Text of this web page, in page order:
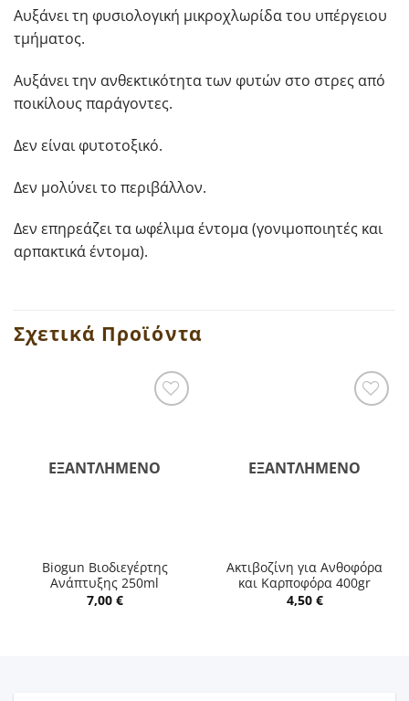
Αυξάνει τη φυσιολογική μικροχλωρίδα του υπέργειου
τμήματος.
Αυξάνει την ανθεκτικότητα των φυτών στο στρες από
ποικίλους παράγοντες.
Δεν είναι φυτοτοξικό.
Δεν μολύνει το περιβάλλον.
Δεν επηρεάζει τα ωφέλιμα έντομα (γονιμοποιητές και
αρπακτικά έντομα).
Σχετικά Προϊόντα
ΕΞΑΝΤΛΗΜΈΝΟ
Biogun Βιοδιεγέρτης
Ανάπτυξης 250ml
7,00 €
ΕΞΑΝΤΛΗΜΈΝΟ
Ακτιβοζίνη για Ανθοφόρα
και Καρποφόρα 400gr
4,50 €